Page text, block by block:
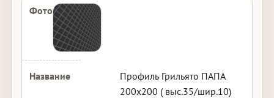
Профиль Грильято ПАПА
200х200 ( выс.35/шир.10)